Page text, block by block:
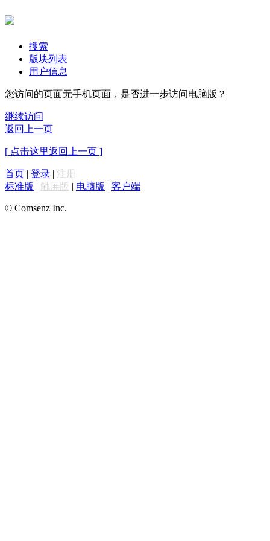
搜索
版块列表
用户信息
您访问的页面无手机页面，是否进一步访问电脑版？
继续访问
返回上一页
[ 点击这里返回上一页 ]
首页 | 登录 | 注册
标准版 | 触屏版 | 电脑版 | 客户端
© Comsenz Inc.